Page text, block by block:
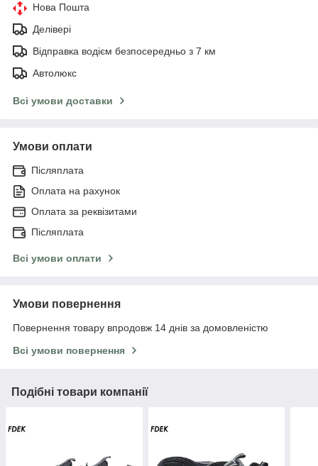
Нова Пошта
Делівері
Відправка водієм безпосередньо з 7 км
Автолюкс
Всі умови доставки
Умови оплати
Післяплата
Оплата на рахунок
Оплата за реквізитами
Післяплата
Всі умови оплати
Умови повернення
Повернення товару впродовж 14 днів за домовленістю
Всі умови повернення
Подібні товари компанії